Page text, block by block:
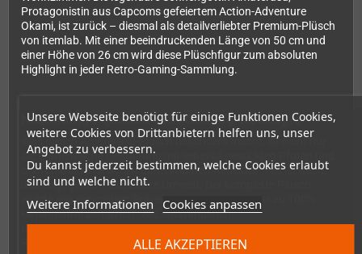
Unsere Webseite benötigt für einige Funktionen Cookies,
weitere Cookies von Drittanbietern helfen uns, unser
Angebot zu verbessern.
Du kannst jederzeit bestimmen, welche Cookies erlaubt
sind und welche nicht.
Weitere Informationen Cookies anpassen
ALLE AKZEPTIEREN
Protagonistin aus Capcoms gefeiertem Action-Adventure
Okami, ist zurück – diesmal als detailverliebter Premium-Plüsch
von itemlab. Mit einer beeindruckenden Länge von 50 cm und
einer Höhe von 26 cm wird diese Plüschfigur zum absoluten
Highlight in jeder Retro-Gaming-Sammlung.
Nachhaltige Qualität trifft Gaming-Nostalgie
Was diesen Amaterasu-Plüsch besonders macht, ist nicht nur
die authentische Gestaltung mit liebevoll gestickten Pfoten und
dem charakteristischen abnehmbaren Reflektor – es ist auch
das Engagement für unsere Umwelt. Der komplette Plüsch
wurde aus recyceltem Polyester hergestellt und ist zu 100%
klimaneutral zertifiziert. Alle entstandenen
Kohlenstoffemissionen wurden durch das internationale Projekt
Plastic Bank kompensiert, das gleichzeitig Plastikmüll aus den